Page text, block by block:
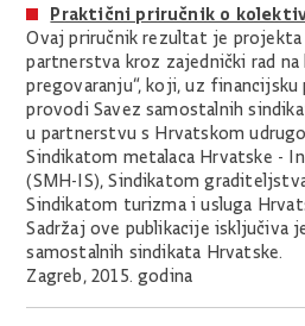
Praktični priručnik o
Ovaj priručnik rezultat je projekta
partnerstva kroz zajednički rad
pregovaranju“, koji, uz
provodi Savez samostalnih
u partnerstvu s Hrvatskom
Sindikatom metalaca Hrvatske -
(SMH-IS), Sindikatom
Sindikatom turizma i usluga
Sadržaj ove publikacije isključiva
samostalnih sindikata Hrvatske.
Zagreb, 2015. godina